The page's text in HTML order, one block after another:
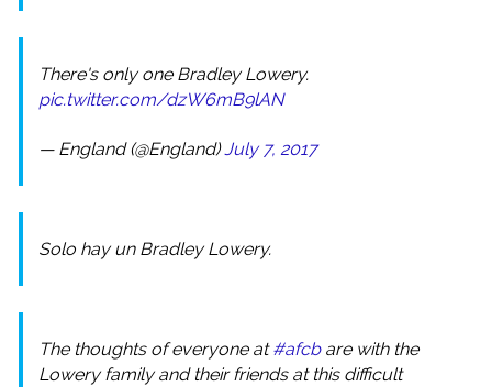
There's only one Bradley Lowery.
pic.twitter.com/dzW6mB9lAN
— England (@England)July 7, 2017
Solo hay un Bradley Lowery.
The thoughts of everyone at#afcbare with the
Lowery family and their friends at this difficult